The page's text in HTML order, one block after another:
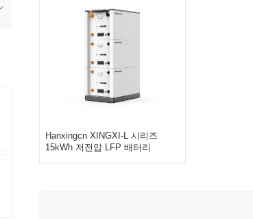
Hanxingcn XINGXI-L 시리즈
15kWh 저전압 LFP 배터리